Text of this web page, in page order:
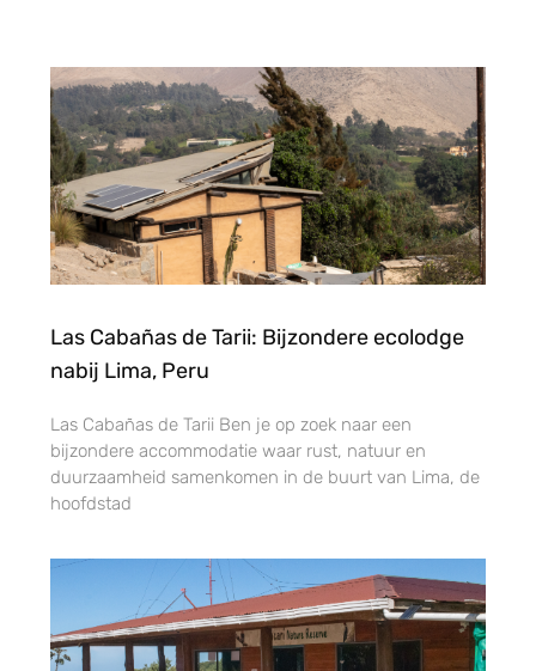
Las Cabañas de Tarii: Bijzondere ecolodge
nabij Lima, Peru
Las Cabañas de Tarii Ben je op zoek naar een
bijzondere accommodatie waar rust, natuur en
duurzaamheid samenkomen in de buurt van Lima, de
hoofdstad